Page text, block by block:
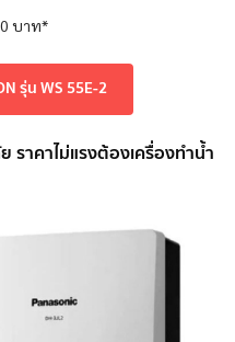
บาท*
รุ่น WS 55E-2
าคาไม่แรงต้องเครื่องทำน้ำ